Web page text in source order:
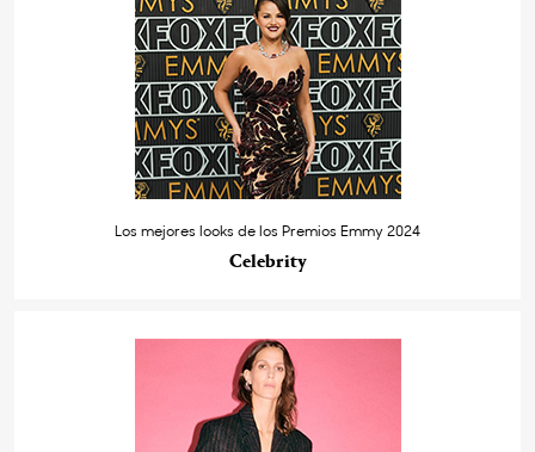
Los mejores looks de los Premios Emmy 2024
Celebrity